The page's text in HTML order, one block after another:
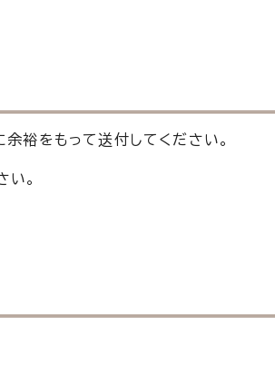
裕をもって送付してください。
。